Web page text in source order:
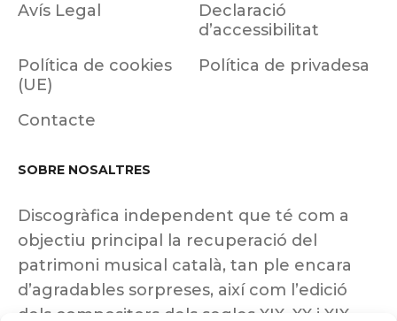
Avís Legal
Declaració
d’accessibilitat
Política de cookies
(UE)
Política de privadesa
Contacte
SOBRE NOSALTRES
Discogràfica independent que té com a
objectiu principal la recuperació del
patrimoni musical català, tan ple encara
d’agradables sorpreses, així com l’edició
dels compositors dels segles XIX, XX i XIX